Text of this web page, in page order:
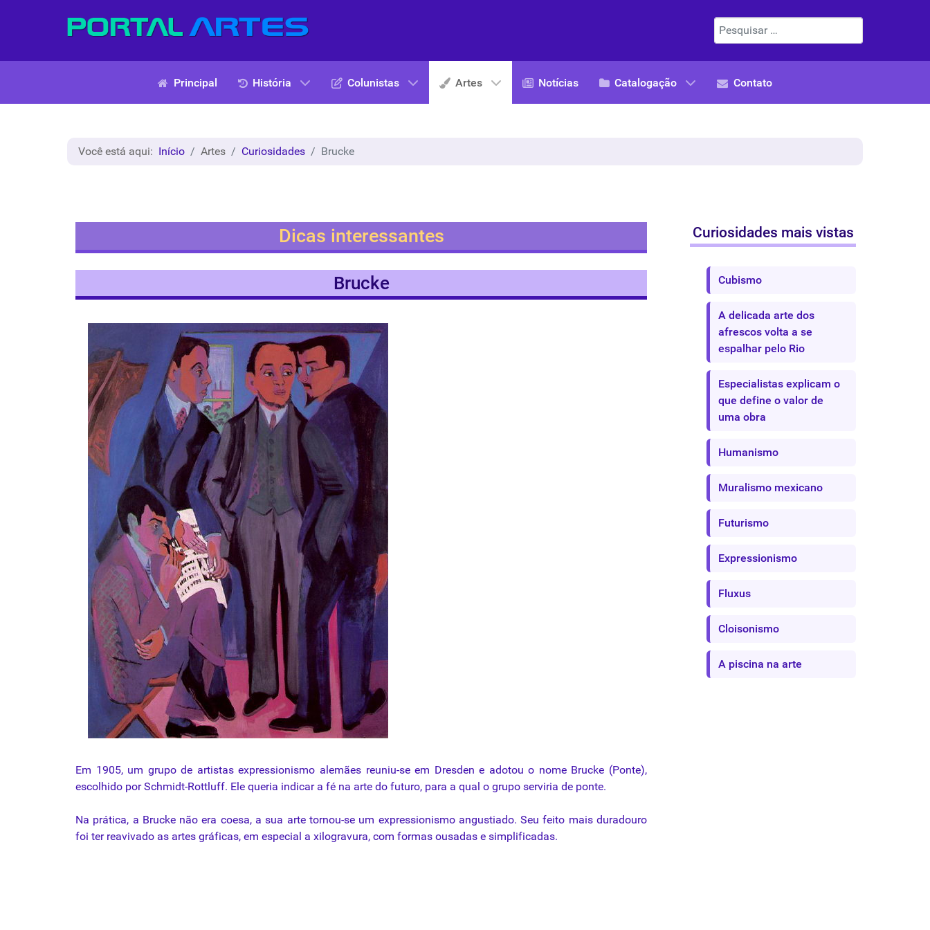
Pesquisar
Principal História Colunistas Artes Notícias Catalogação Contato
Você está aqui: Início Artes Curiosidades Brucke
Dicas interessantes
Brucke
Em 1905, um grupode artistas expressionismo alemães reuniu-seem Dresden e adotou o nome Brucke (Ponte),
escolhido por Schmidt-Rottluff. Ele queria indicara fé na arte do futuro, para a qual o grupo serviria de ponte.
Na prática, a Bruckenão era coesa, a sua artetornou-se um expressionismoangustiado. Seu feito mais duradouro
foi ter reavivado as artes gráficas, em especial a xilogravura, com formas ousadas e simplificadas.
Curiosidades mais vistas
Cubismo
A delicada arte dos
afrescos volta a se
espalhar pelo Rio
Especialistas explicam o
que define o valor de
uma obra
Humanismo
Muralismo mexicano
Futurismo
Expressionismo
Fluxus
Cloisonismo
A piscina na arte